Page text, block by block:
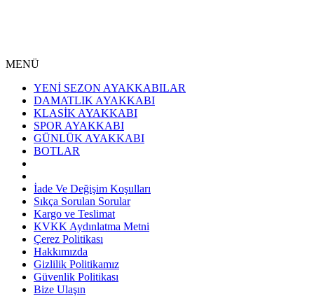
MENÜ
YENİ SEZON AYAKKABILAR
DAMATLIK AYAKKABI
KLASİK AYAKKABI
SPOR AYAKKABI
GÜNLÜK AYAKKABI
BOTLAR
İade Ve Değişim Koşulları
Sıkça Sorulan Sorular
Kargo ve Teslimat
KVKK Aydınlatma Metni
Çerez Politikası
Hakkımızda
Gizlilik Politikamız
Güvenlik Politikası
Bize Ulaşın